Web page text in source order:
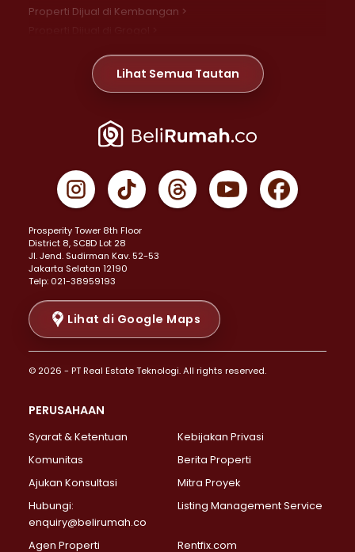
Properti Dijual di Kembangan >
Properti Dijual di Meruya >
Properti Dijual di Jelambar >
Properti Dijual di Jakarta Pusat >
Properti Dijual di Gambir >
Properti Dijual di Johar Baru >
Properti Dijual di Menteng >
Properti Dijual di Senen >
Properti Dijual di Tanah Abang >
Properti Dijual di Cikini >
Properti Dijual di Kramat >
Properti Dijual di Pasar Baru >
Properti Dijual di Bendungan Hilir >
Properti Dijual di Jakarta Selatan >
Properti Dijual di Lebak Bulus >
Properti Dijual di Gandaria Selatan >
Properti Dijual di Pondok Labu >
Properti Dijual di Lenteng Agung >
Properti Dijual di Senayan >
Lihat Semua Tautan
Prosperity Tower 8th Floor
District 8, SCBD Lot 28
JI. Jend. Sudirman Kav. 52-53
Jakarta Selatan 12190
Telp: 021-38959193
Lihat di Google Maps
© 2026 - PT Real Estate Teknologi. All rights reserved.
PERUSAHAAN
Syarat & Ketentuan
Kebijakan Privasi
Komunitas
Berita Properti
Ajukan Konsultasi
Mitra Proyek
Hubungi:
enquiry@belirumah.co
Listing Management Service
Agen Properti Rentfix.com